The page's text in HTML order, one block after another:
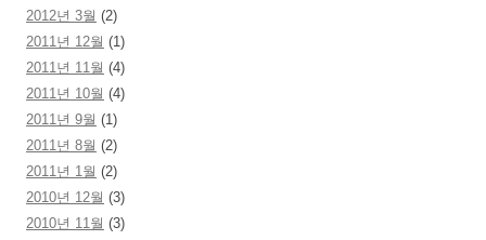
2012년 3월 (2)
2011년 12월 (1)
2011년 11월 (4)
2011년 10월 (4)
2011년 9월 (1)
2011년 8월 (2)
2011년 1월 (2)
2010년 12월 (3)
2010년 11월 (3)